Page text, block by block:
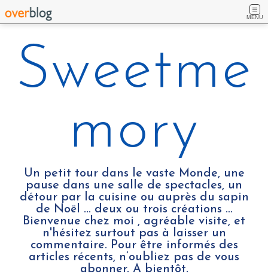
MENU
Sweetme
mory
Un petit tour dans le vaste Monde, une
pause dans une salle de spectacles, un
détour par la cuisine ou auprès du sapin
de Noël ... deux ou trois créations …
Bienvenue chez moi , agréable visite, et
n'hésitez surtout pas à laisser un
commentaire. Pour être informés des
articles récents, n’oubliez pas de vous
abonner. A bientôt.